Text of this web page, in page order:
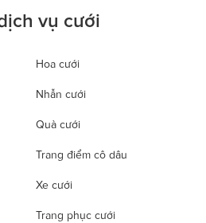
vụ cưới
Hoa cưới
Nhẫn cưới
Quà cưới
Trang điểm cô dâu
Xe cưới
Trang phục cưới